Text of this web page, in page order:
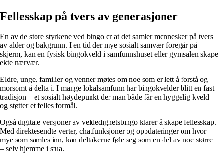
Fellesskap på tvers av generasjoner
En av de store styrkene ved bingo er at det samler mennesker på tvers
av alder og bakgrunn. I en tid der mye sosialt samvær foregår på
skjerm, kan en fysisk bingokveld i samfunnshuset eller gymsalen skape
ekte nærvær.
Eldre, unge, familier og venner møtes om noe som er lett å forstå og
morsomt å delta i. I mange lokalsamfunn har bingokvelder blitt en fast
tradisjon – et sosialt høydepunkt der man både får en hyggelig kveld
og støtter et felles formål.
Også digitale versjoner av veldedighetsbingo klarer å skape fellesskap.
Med direktesendte verter, chatfunksjoner og oppdateringer om hvor
mye som samles inn, kan deltakerne føle seg som en del av noe større
– selv hjemme i stua.